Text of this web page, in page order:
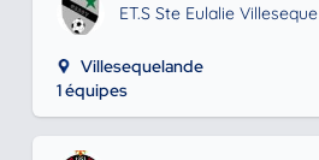
ET.S Ste Eulalie Villeseque
Villesequelande
1 équipes